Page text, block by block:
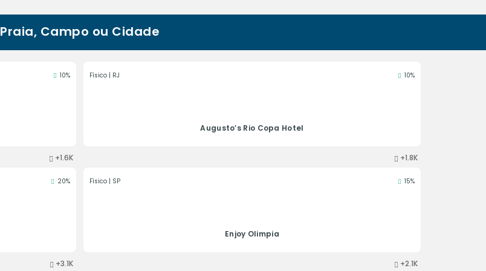
Praia, Campo ou Cidade
10%
+1.6K
Físico | RJ 10%
Augusto’s Rio Copa Hotel
+1.8K
20%
+3.1K
Físico | SP 15%
Enjoy Olimpia
+2.1K